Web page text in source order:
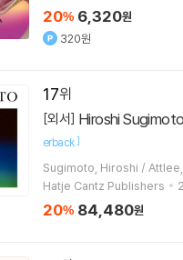
20% 6,320원
320원
17
[외서] Hiroshi
erback]
Sugimoto, Hiroshi / Attlee, James / Batchen, Geo
ffrey
Hatje Cantz Publishers
20% 84,480원